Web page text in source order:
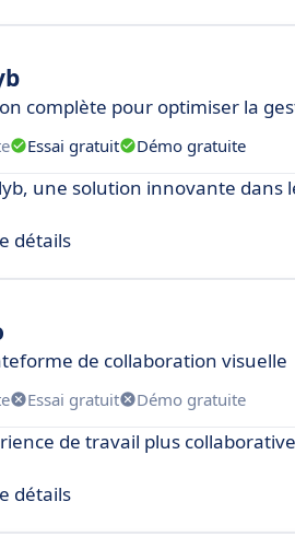
complète pour optimiser la
Essai gratuit Démo gratuite
une solution innovante
détails
de collaboration visuelle
Essai gratuit Démo gratuite
de travail plus
détails